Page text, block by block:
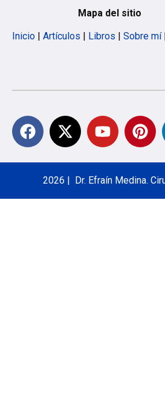
Mapa del sitio
Inicio Artículos Libros Sobre mí|
2026 | Dr. Efraín Medina.